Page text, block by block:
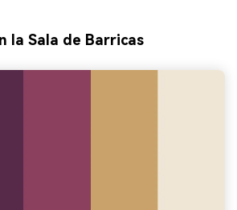
la Sala de Barricas